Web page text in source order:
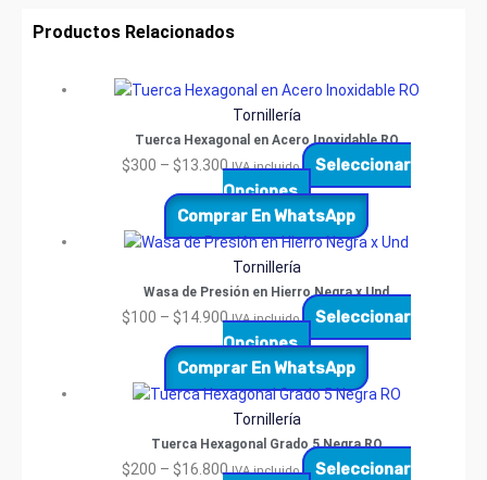
Productos Relacionados
Tornillería
Tuerca Hexagonal en Acero Inoxidable RO
$300 – $13.300 IVA incluido
Seleccionar
Opciones
Comprar En WhatsApp
Tornillería
Wasa de Presión en Hierro Negra x Und
$100 – $14.900 IVA incluido
Seleccionar
Opciones
Comprar En WhatsApp
Tornillería
Tuerca Hexagonal Grado 5 Negra RO
$200 – $16.800 IVA incluido
Seleccionar